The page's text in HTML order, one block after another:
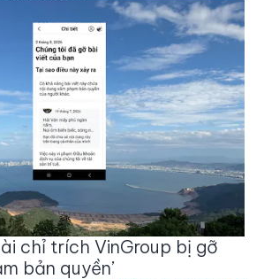
chỉ trích VinGroup bị gỡ
bản quyền’